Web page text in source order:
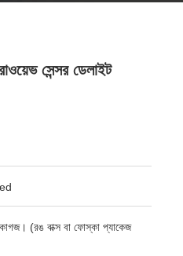
সেন্সর ডেলাইট
(রঙ বাক্স বা ফোস্কা প্যাকেজ